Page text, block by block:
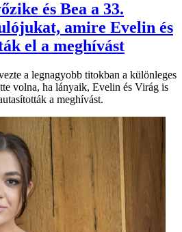
és Bea a 33.
amire Evelin és
el a meghívást
a legnagyobb titokban a különleges
volna, ha lányaik, Evelin és Virág is
a meghívást.